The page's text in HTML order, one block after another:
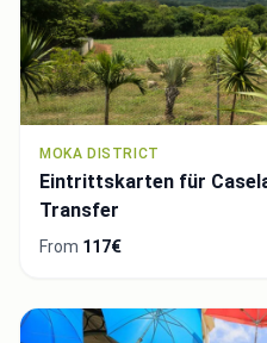
MOKA DISTRICT
Eintrittskarten für
Transfer
From 117€